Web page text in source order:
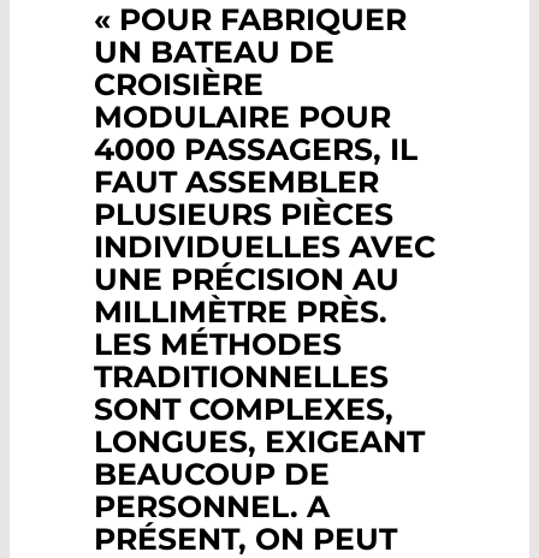
« POUR FABRIQUER
UN BATEAU DE
CROISIÈRE
MODULAIRE POUR
4000 PASSAGERS, IL
FAUT ASSEMBLER
PLUSIEURS PIÈCES
INDIVIDUELLES AVEC
UNE PRÉCISION AU
MILLIMÈTRE PRÈS.
LES MÉTHODES
TRADITIONNELLES
SONT COMPLEXES,
LONGUES, EXIGEANT
BEAUCOUP DE
PERSONNEL. A
PRÉSENT, ON PEUT